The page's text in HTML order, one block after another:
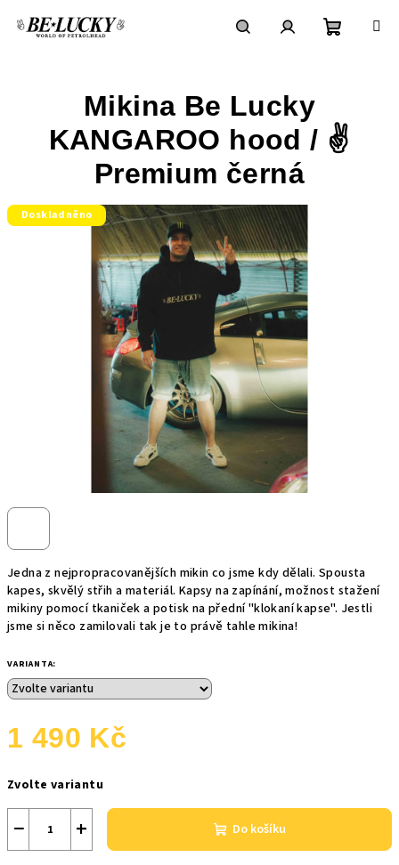
Jedna z nejpropracovanějších mikin co jsme kdy dělali. Spousta
kapes, skvělý střih a materiál. Kapsy na zapínání, možnost stažení
mikiny pomocí tkaniček a potisk na přední "klokaní kapse". Jestli
jsme si něco zamilovali tak je to právě tahle mikina!
VARIANTA:
1 490 Kč
cena:
Zvolte variantu
+
− Do košíku
Mikina Be Lucky
KANGAROO hood / ✌️
Premium černá
Doskladněno